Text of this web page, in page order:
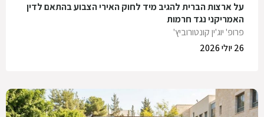
על ארצות הברית להגיב מיד לחוק האירי הצבוע בהתאם לדין
האמריקני נגד חרמות
פרופ' יוג'ין קונטורוביץ'
26 יולי 2026